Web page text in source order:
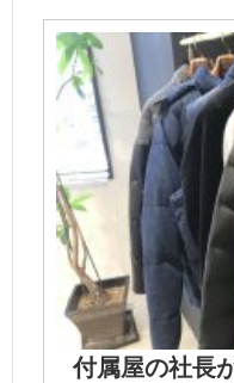
付属屋の社長